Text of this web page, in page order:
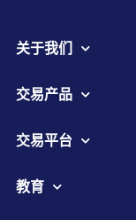
关于我们
交易产品
交易平台
教育